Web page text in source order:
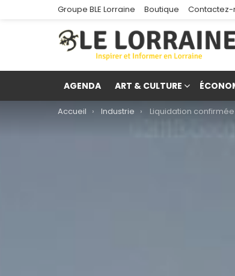
Groupe BLE Lorraine Boutique Contactez-
AGENDA ART & CULTURE
You are here:
Accueil Industrie Liquidation confirmée pour